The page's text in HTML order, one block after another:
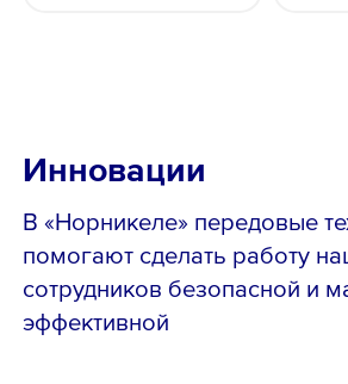
Инновации
В «Норникеле» передовые
помогают сделать работу
сотрудников безопасной и
эффективной